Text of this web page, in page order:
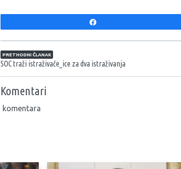
Navigacija članaka
PRETHODNI ČLANAK
SOC traži istraživače_ice za dva istraživanja
Komentari
komentara